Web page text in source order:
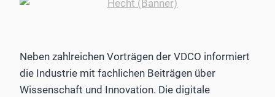
Neben zahlreichen Vorträgen der VDCO informiert
die Industrie mit fachlichen Beiträgen über
Wissenschaft und Innovation. Die digitale